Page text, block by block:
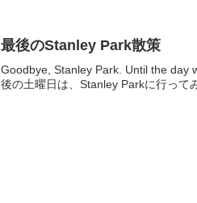
最後のStanley Park散策
Goodbye, Stanley Park. Until the day
後の土曜日は、Stanley Parkに行って